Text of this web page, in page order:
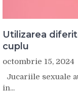
Utilizarea
cuplu
octombrie 15, 2024
Jucariile sexuale
in...